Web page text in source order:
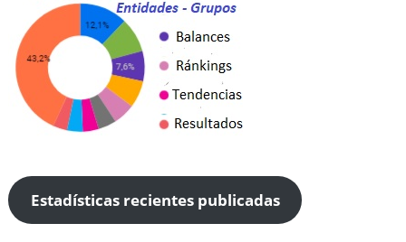
Estadísticas recientes publicadas